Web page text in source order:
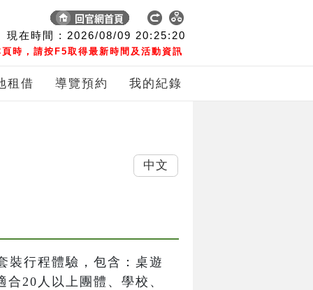
現在時間 : 2026/08/09 20:25:21
時，請按F5取得最新時間及活動資訊
租借 導覽預約 我的紀錄
裝行程體驗，包含：桌遊
20人以上團體、學校、